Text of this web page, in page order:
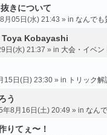
きについて
月05日(水) 21:43 » in なんでも
Toya Kobayashi
日(水) 21:37 » in 大会・イベン
15日(日) 23:30 » in トリック
う
年8月16日(土) 20:49 » in なん
りてぇ〜！